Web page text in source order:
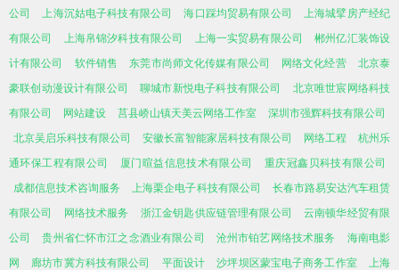
公司
上海沉姑电子科技有限公司 海口踩均贸易有限公司
上海城擘房产经纪
有限公司
上海帛锦汐科技有限公司 上海一实贸易有限公司
郴州亿汇装饰设
计有限公司
软件销售 东莞市尚师文化传媒有限公司 网络文化经营
北京泰
豪联创动漫设计有限公司
聊城市新悦电子科技有限公司
北京唯世宸网络科技
有限公司
网站建设 莒县峤山镇天美云网络工作室
深圳市强辉科技有限公司
北京吴启乐科技有限公司
安徽长富智能家居科技有限公司 网络工程
杭州乐
通环保工程有限公司
厦门暄益信息技术有限公司
重庆冠鑫贝科技有限公司
成都信息技术咨询服务
上海栗企电子科技有限公司
长春市路易安达汽车租赁
有限公司
网络技术服务 浙江金钥匙供应链管理有限公司
云南顿华经贸有限
公司
贵州省仁怀市江之念酒业有限公司 沧州市铂艺网络技术服务
海南电影
网
廊坊市冀方科技有限公司 平面设计 沙坪坝区蒙宝电子商务工作室
上海